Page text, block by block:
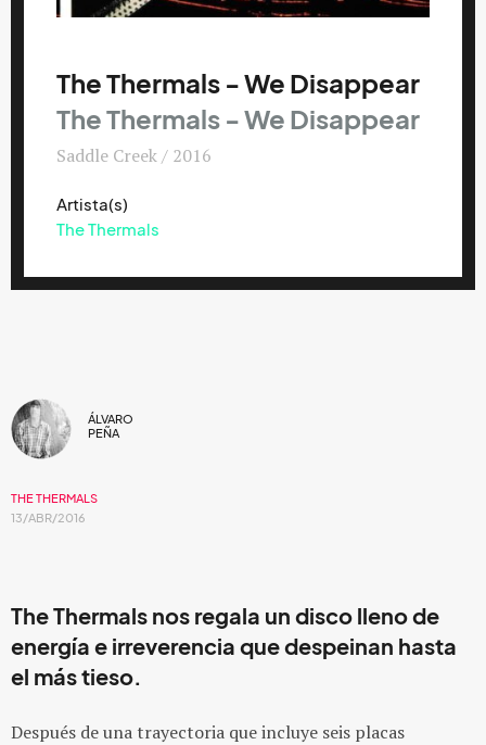
The Thermals - We Disappear
The Thermals - We Disappear
Saddle Creek / 2016
Artista(s)
The Thermals
ÁLVARO
PEÑA
THE THERMALS
13/ABR/2016
The Thermals nos regala un disco lleno de
energía e irreverencia que despeinan hasta
el más tieso.
Después de una trayectoria que incluye seis placas